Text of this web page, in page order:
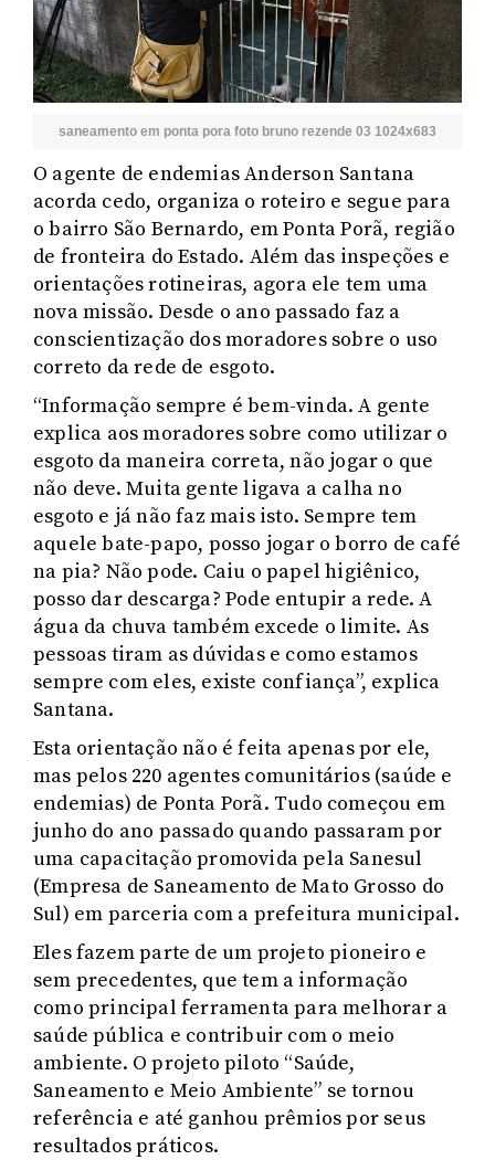
saneamento em ponta pora foto bruno rezende 03 1024x683
O agente de endemias Anderson Santana
acorda cedo, organiza o roteiro e segue para
o bairro São Bernardo, em Ponta Porã, região
de fronteira do Estado. Além das inspeções e
orientações rotineiras, agora ele tem uma
nova missão. Desde o ano passado faz a
conscientização dos moradores sobre o uso
correto da rede de esgoto.
“Informação sempre é bem-vinda. A gente
explica aos moradores sobre como utilizar o
esgoto da maneira correta, não jogar o que
não deve. Muita gente ligava a calha no
esgoto e já não faz mais isto. Sempre tem
aquele bate-papo, posso jogar o borro de café
na pia? Não pode. Caiu o papel higiênico,
posso dar descarga? Pode entupir a rede. A
água da chuva também excede o limite. As
pessoas tiram as dúvidas e como estamos
sempre com eles, existe confiança”, explica
Santana.
Esta orientação não é feita apenas por ele,
mas pelos 220 agentes comunitários (saúde e
endemias) de Ponta Porã. Tudo começou em
junho do ano passado quando passaram por
uma capacitação promovida pela Sanesul
(Empresa de Saneamento de Mato Grosso do
Sul) em parceria com a prefeitura municipal.
Eles fazem parte de um projeto pioneiro e
sem precedentes, que tem a informação
como principal ferramenta para melhorar a
saúde pública e contribuir com o meio
ambiente. O projeto piloto “Saúde,
Saneamento e Meio Ambiente” se tornou
referência e até ganhou prêmios por seus
resultados práticos.